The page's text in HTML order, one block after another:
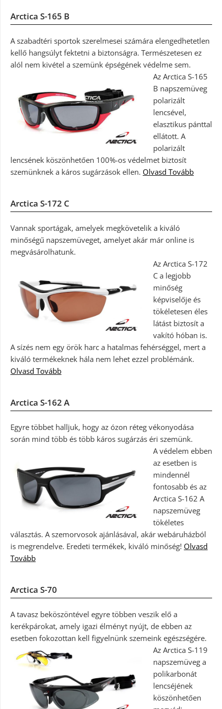
Arctica S-165 B
A szabadtéri sportok szerelmesei számára elengedhetetlen
kellő hangsúlyt fektetni a biztonságra. Természetesen ez
alól nem kivétel a szemünk épségének védelme sem.
Az Arctica S-165
B napszemüveg
polarizált
lencsével,
elasztikus pánttal
ellátott. A
polarizált
lencsének köszönhetően 100%-os védelmet biztosít
szemünknek a káros sugárzások ellen. Olvasd Tovább
Arctica S-172 C
Vannak sportágak, amelyek megkövetelik a kiváló
minőségű napszemüveget, amelyet akár már online is
megvásárolhatunk.
Az Arctica S-172
C a legjobb
minőség
képviselője és
tökéletesen éles
látást biztosít a
vakító hóban is.
A sízés nem egy örök harc a hatalmas fehérséggel, mert a
kiváló termékeknek hála nem lehet ezzel problémánk.
Olvasd Tovább
Arctica S-162 A
Egyre többet halljuk, hogy az ózon réteg vékonyodása
során mind több és több káros sugárzás éri szemünk.
A védelem ebben
az esetben is
mindennél
fontosabb és az
Arctica S-162 A
napszemüveg
tökéletes
választás. A szemorvosok ajánlásával, akár webáruházból
is megrendelve. Eredeti termékek, kiváló minőség! Olvasd
Tovább
Arctica S-70
A tavasz beköszöntével egyre többen veszik elő a
kerékpárokat, amely igazi élményt nyújt, de ebben az
esetben fokozottan kell figyelnünk szemeink egészségére.
Az Arctica S-119
napszemüveg a
polikarbonát
lencséjének
köszönhetően